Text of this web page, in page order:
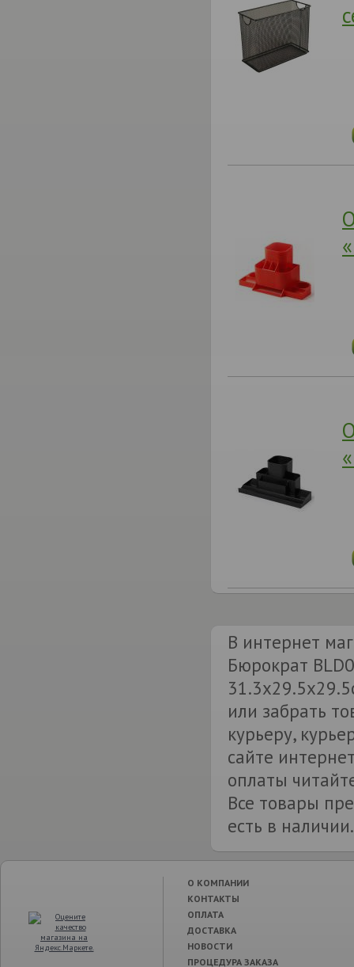
В интернет
Бюрократ
или забрать
курьеру,
сайте
оплаты
Все товары
есть в наличии.
О КОМПАНИИ
КОНТАКТЫ
ОПЛАТА
ДОСТАВКА
НОВОСТИ
ПРОЦЕДУРА ЗАКАЗА